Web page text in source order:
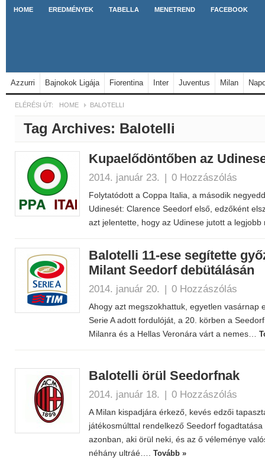
HOME EREDMÉNYEK TABELLA MENETREND FACEBOOK
Azzurri Bajnokok Ligája Fiorentina Inter Juventus Milan
ELÉRÉSI ÚT: HOME BALOTELLI
Tag Archives: Balotelli
Kupaelődöntőben az
2014. január 23. | 0 Hozzászólás
Folytatódott a Coppa Italia, a második
Udinesét: Clarence Seedorf első, edzőként
azt jelentette, hogy az Udinese jutott a legjobb
Balotelli 11-ese segítette
Milant Seedorf debütálásán
2014. január 20. | 0 Hozzászólás
Ahogy azt megszokhattuk, egyetlen vasárnap
Serie A adott fordulóját, a 20. körben a
Milanra és a Hellas Veronára várt a nemes…
Balotelli örül Seedorfnak
2014. január 18. | 0 Hozzászólás
A Milan kispadjára érkező, kevés edzői
játékosmúlttal rendelkező Seedorf
azonban, aki örül neki, és az ő véleménye
néhány ultráé…. Tovább »